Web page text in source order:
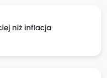
niż inflacja